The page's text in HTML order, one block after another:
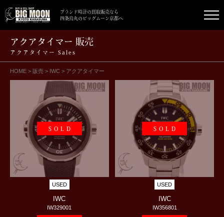
ブランド時計の買取販売なら
四条烏丸のビッグムーン京都へ
アクアタイマー 販売
アクアタイマー Sales
HOME > 販売 > IWC > アクアタイマー
SOLD
USED
IWC
IW329001
SOLD
USED
IWC
IW356801